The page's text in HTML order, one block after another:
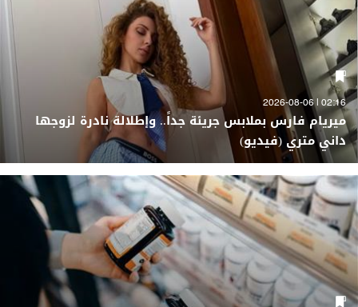
02:16 | 2026-08-06
ميريام فارس بملابس جريئة جداً.. وإطلالة نادرة لزوجها
داني متري (فيديو)